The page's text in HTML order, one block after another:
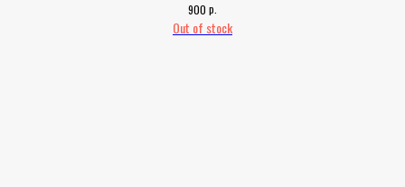
900 р.
Out of stock